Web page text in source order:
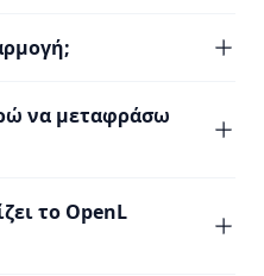
να μεταφράσω
το OpenL